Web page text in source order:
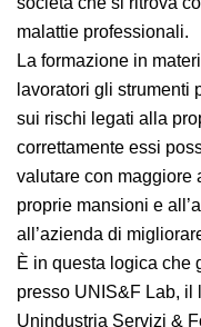
integrità fisica e lo è
con minori costi per
La formazione in
fornisce ai lavoratori
apprendimento
attività lavorativa:
possono contribuire
maggiore attenzione
mansioni e
all’azienda di
È in questa logica